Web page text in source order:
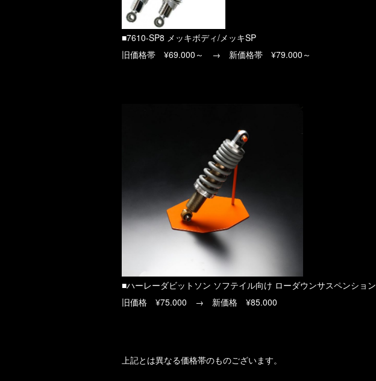
■7610-SP8 メッキボディ/メッキSP
旧価格帯 ¥69.000～ → 新価格帯 ¥79.000～
■ハーレーダビットソン ソフテイル向け ローダウンサスペンション
旧価格 ¥75.000 → 新価格 ¥85.000
上記とは異なる価格帯のものございます。